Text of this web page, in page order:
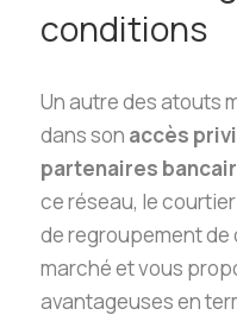
conditions
Un autre des atouts
dans son accès
partenaires
ce réseau, le
de regroupement
marché et vous
avantageuses en